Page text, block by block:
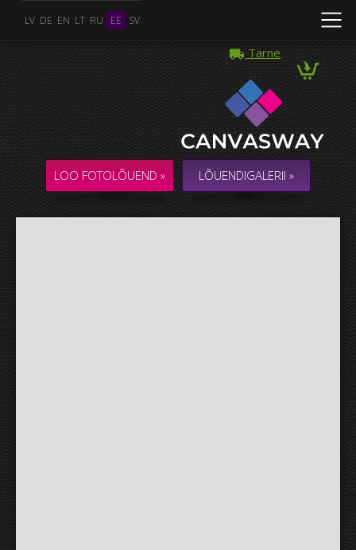
LV DE EN LT RU EE SV
Tarne
LOO FOTOLÕUEND » LÕUENDIGALERII »
Mitu Foto
KOLLAAŽ / KOMPOSITSIOON mitmest Fotost